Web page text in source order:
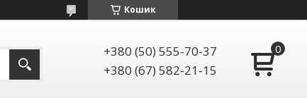
Кошик
+380 (50) 555-70-37
+380 (67) 582-21-15